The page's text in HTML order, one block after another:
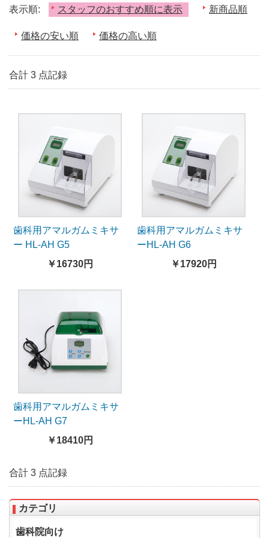
表示順: スタッフのおすすめ順に表示 新商品順
価格の安い順 価格の高い順
合計 3 点記録
歯科用アマルガムミキサ
ー HL-AH G5
￥16730円
歯科用アマルガムミキサ
ーHL-AH G6
￥17920円
歯科用アマルガムミキサ
ーHL-AH G7
￥18410円
合計 3 点記録
カテゴリ
歯科院向け